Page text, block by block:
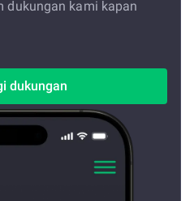
dukungan kami kapan
dukungan